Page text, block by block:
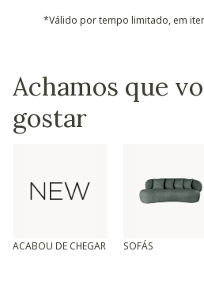
*Válido por tempo limitado, em
Achamos que
gostar
ACABOU DE CHEGAR SOFÁS